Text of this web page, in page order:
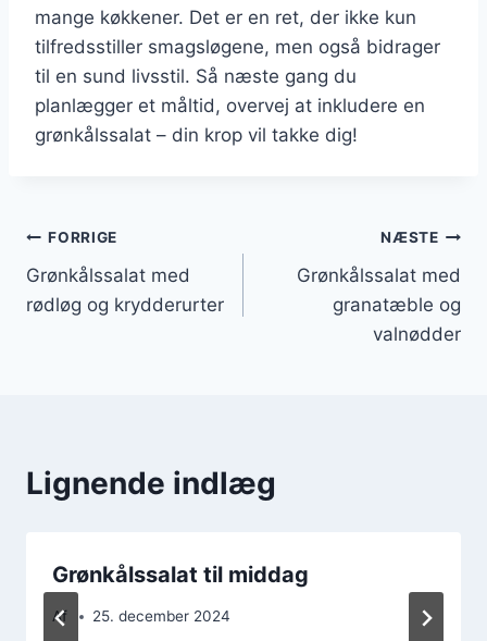
mange køkkener. Det er en ret, der ikke kun
tilfredsstiller smagsløgene, men også bidrager
til en sund livsstil. Så næste gang du
planlægger et måltid, overvej at inkludere en
grønkålssalat – din krop vil takke dig!
Indlægsnavigation
FORRIGE
Grønkålssalat med
rødløg og krydderurter
NÆSTE
Grønkålssalat med
granatæble og
valnødder
Lignende indlæg
Grønkålssalat til middag
Af 25. december 2024